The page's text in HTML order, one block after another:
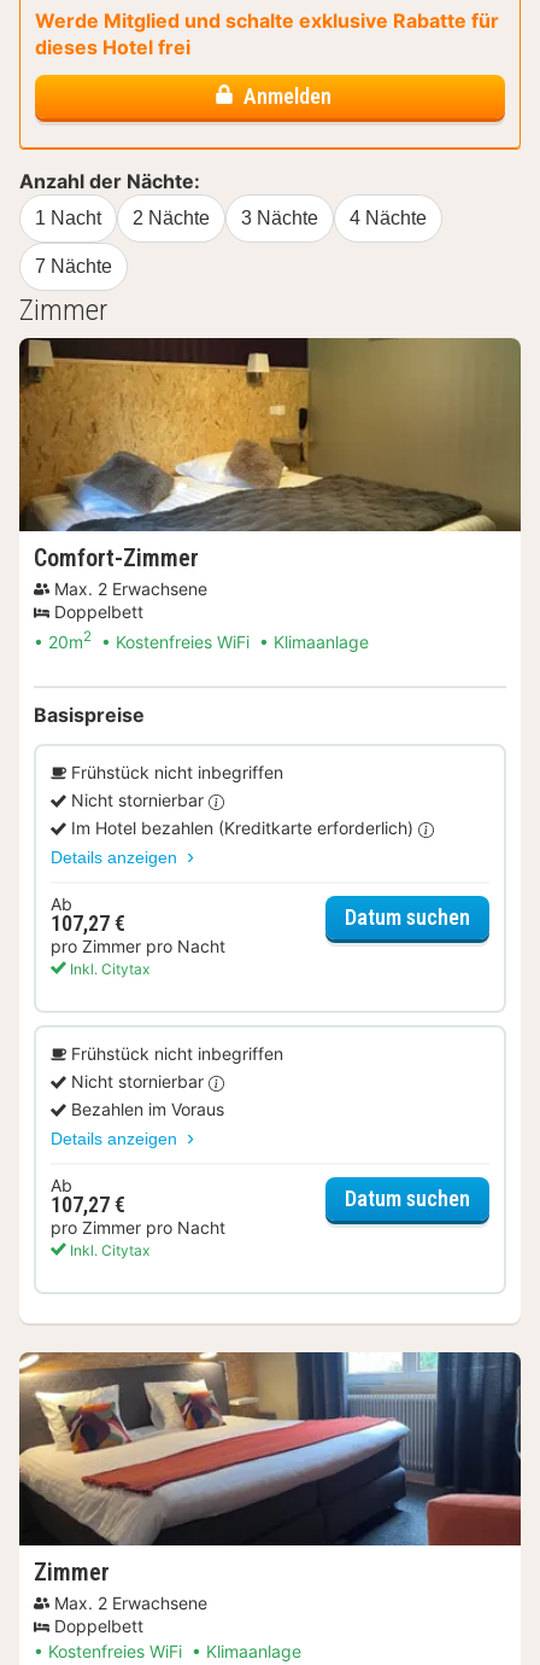
Werde Mitglied und schalte exklusive Rabatte für
dieses Hotel frei
Anmelden
Anzahl der Nächte:
1 Nacht 2 Nächte 3 Nächte 4 Nächte
7 Nächte
Zimmer
Comfort-Zimmer
Max. 2 Erwachsene
Doppelbett
20m2 Kostenfreies WiFi Klimaanlage
Basispreise
Frühstück nicht inbegriffen
Nicht stornierbar
Im Hotel bezahlen (Kreditkarte erforderlich)
Details anzeigen
Ab
107,27 €
pro Zimmer pro Nacht
Inkl. Citytax
Datum suchen
Frühstück nicht inbegriffen
Nicht stornierbar
Bezahlen im Voraus
Details anzeigen
Ab
107,27 €
pro Zimmer pro Nacht
Inkl. Citytax
Datum suchen
Zimmer
Max. 2 Erwachsene
Doppelbett
Kostenfreies WiFi
Klimaanlage